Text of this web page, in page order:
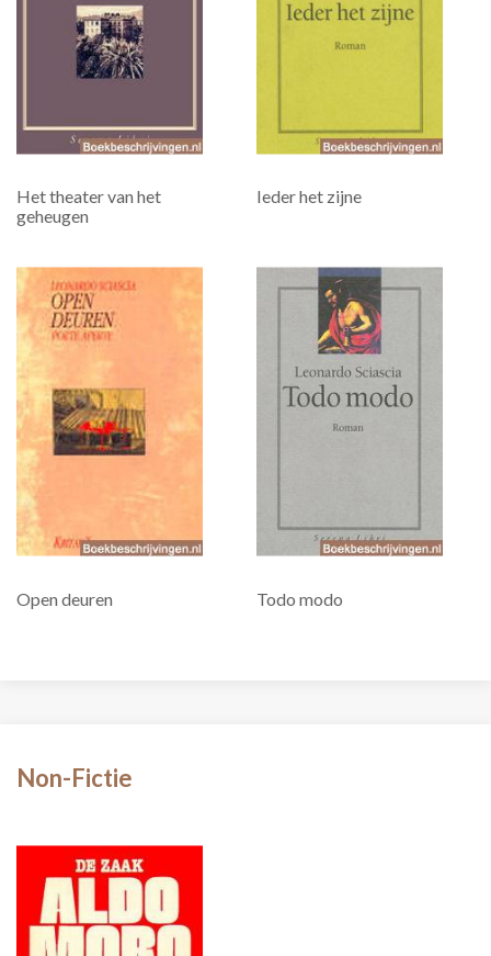
Het theater van het
geheugen
Ieder het zijne
Open deuren Todo modo
Non-Fictie